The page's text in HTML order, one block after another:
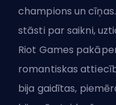
champions un cīņas.
stāsti par saikni,
Riot Games
romantiskas
bija gaidītas,